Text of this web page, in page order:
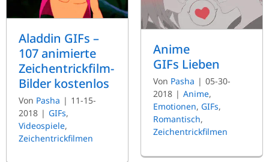
Aladdin GIFs –
107 animierte
Zeichentrickfilm-
Bilder kostenlos
Von Pasha | 11-15-
2018 | GIFs,
Videospiele,
Zeichentrickfilmen
Anime
GIFs Lieben
Von Pasha | 05-30-
2018 | Anime,
Emotionen, GIFs,
Romantisch,
Zeichentrickfilmen